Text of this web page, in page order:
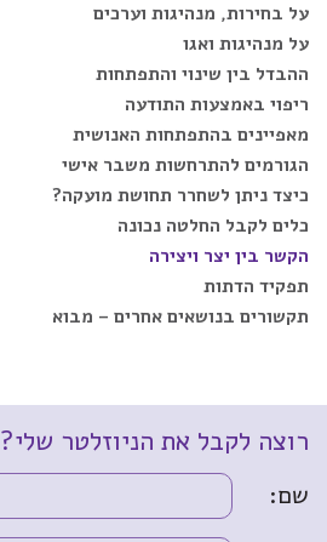
על בחירות, מנהיגות וערכים
על מנהיגות ואגו
ההבדל בין שינוי והתפתחות
ריפוי באמצעות התודעה
מאפיינים בהתפתחות האנושית
הגורמים להתרחשות משבר אישי
כיצד ניתן לשחרר תחושת מועקה?
כלים לקבל החלטה נכונה
הקשר בין יצר ויצירה
תפקיד הדתות
תקשורים בנושאים אחרים – מבוא
רוצה לקבל את הניוזלטר שלי?
שם: